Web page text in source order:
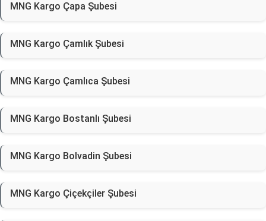
MNG Kargo Çapa Şubesi
MNG Kargo Çamlık Şubesi
MNG Kargo Çamlıca Şubesi
MNG Kargo Bostanlı Şubesi
MNG Kargo Bolvadin Şubesi
MNG Kargo Çiçekçiler Şubesi